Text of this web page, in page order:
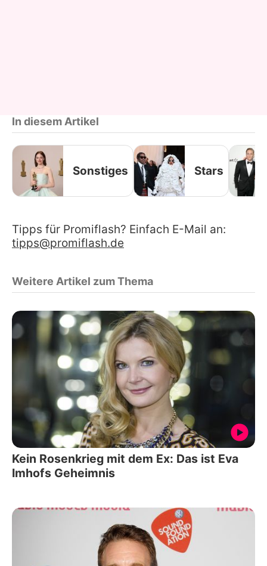
In diesem Artikel
Sonstiges Stars
Tipps für Promiflash? Einfach E-Mail an:
tipps@promiflash.de
Weitere Artikel zum Thema
Kein Rosenkrieg mit dem Ex: Das ist Eva
Imhofs Geheimnis